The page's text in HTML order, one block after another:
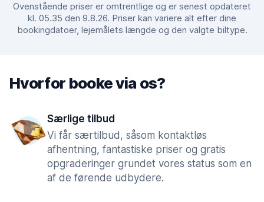
Ovenstående priser er omtrentlige og er senest opdateret
kl. 05.35 den 9.8.26. Priser kan variere alt efter dine
bookingdatoer, lejemålets længde og den valgte biltype.
Hvorfor booke via os?
Særlige tilbud
Vi får særtilbud, såsom kontaktløs
afhentning, fantastiske priser og gratis
opgraderinger grundet vores status som en
af de førende udbydere.